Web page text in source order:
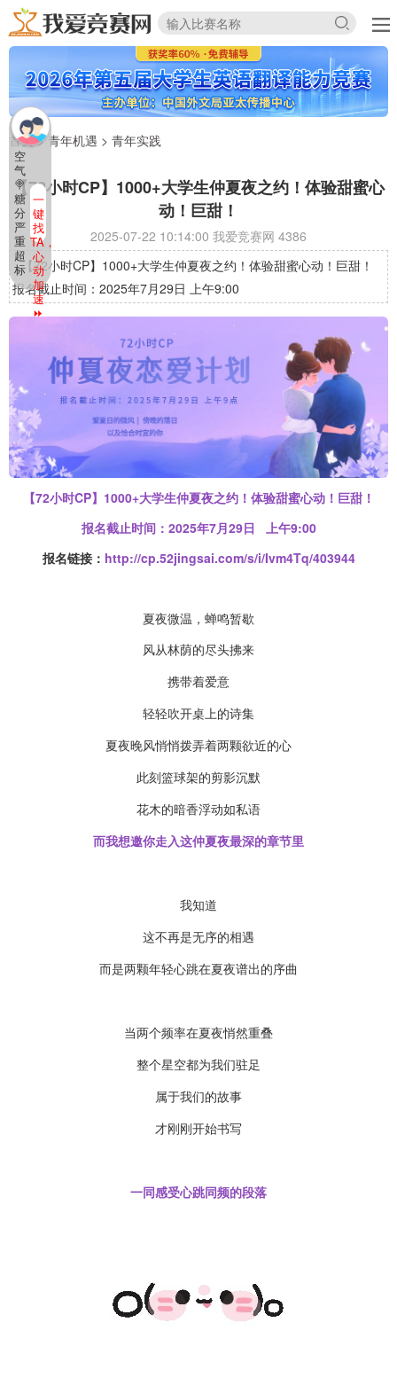
首页>青年机遇 > 青年实践
【72小时CP】1000+大学生仲夏夜之约！体验甜蜜心
动！巨甜！
2025-07-22 10:14:00 我爱竞赛网 4386
【72小时CP】1000+大学生仲夏夜之约！体验甜蜜心动！巨甜！
报名截止时间：2025年7月29日 上午9:00
【72小时CP】1000+大学生仲夏夜之约！体验甜蜜心动！巨甜！
报名截止时间：2025年7月29日 上午9:00
报名链接： http://cp.52jingsai.com/s/i/Ivm4Tq/403944
夏夜微温，蝉鸣暂歇
风从林荫的尽头拂来
携带着爱意
轻轻吹开桌上的诗集
夏夜晚风悄悄拨弄着两颗欲近的心
此刻篮球架的剪影沉默
花木的暗香浮动如私语
而我想邀你走入这仲夏夜最深的章节里
我知道
这不再是无序的相遇
而是两颗年轻心跳在夏夜谱出的序曲
当两个频率在夏夜悄然重叠
整个星空都为我们驻足
属于我们的故事
才刚刚开始书写
一同感受心跳同频的段落
空
气
🍭
糖
分
严
重
超
标
一
键
找
TA，
心
动
加
速
⏩️